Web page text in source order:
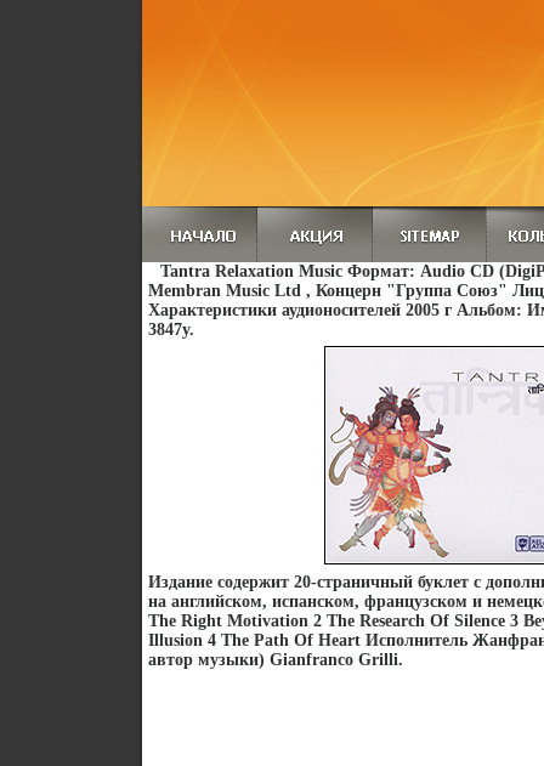
Tantra Relaxation Music Формат: Audio CD
Membran Music Ltd , Концерн "Группа Союз"
Характеристики аудионосителей 2005 г Альбом:
3847y.
Издание содержит 20-страничный буклет с
на английском, испанском, французском и
The Right Motivation 2 The Research Of Silence 3
Illusion 4 The Path Of Heart Исполнитель
автор музыки) Gianfranco Grilli.